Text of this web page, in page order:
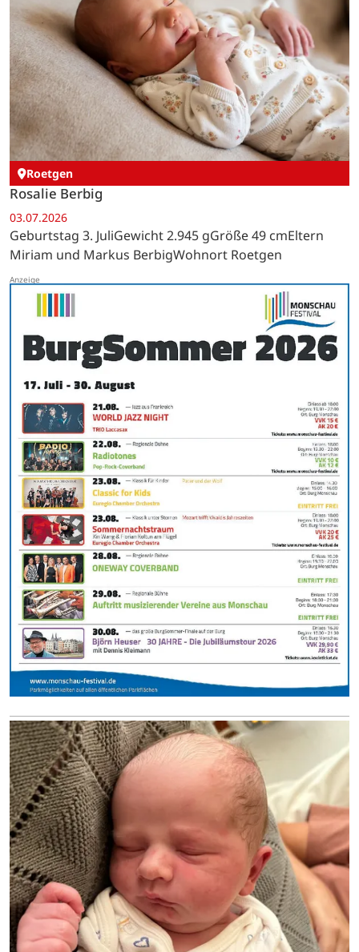
Roetgen
Rosalie Berbig
03.07.2026
Geburtstag 3. JuliGewicht 2.945 gGröße 49 cmEltern
Miriam und Markus BerbigWohnort Roetgen